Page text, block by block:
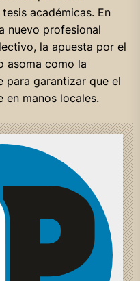
académicas. En
nuevo profesional
la apuesta por el
asoma como la
para garantizar que el
en manos locales.